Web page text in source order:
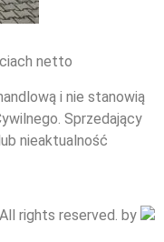
netto
i nie stanowią
Sprzedający
nieaktualność
rights reserved. by